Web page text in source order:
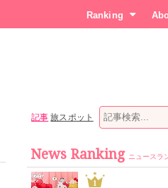
Ranking
記事 旅スポット
News Ranking ニュースラ
1